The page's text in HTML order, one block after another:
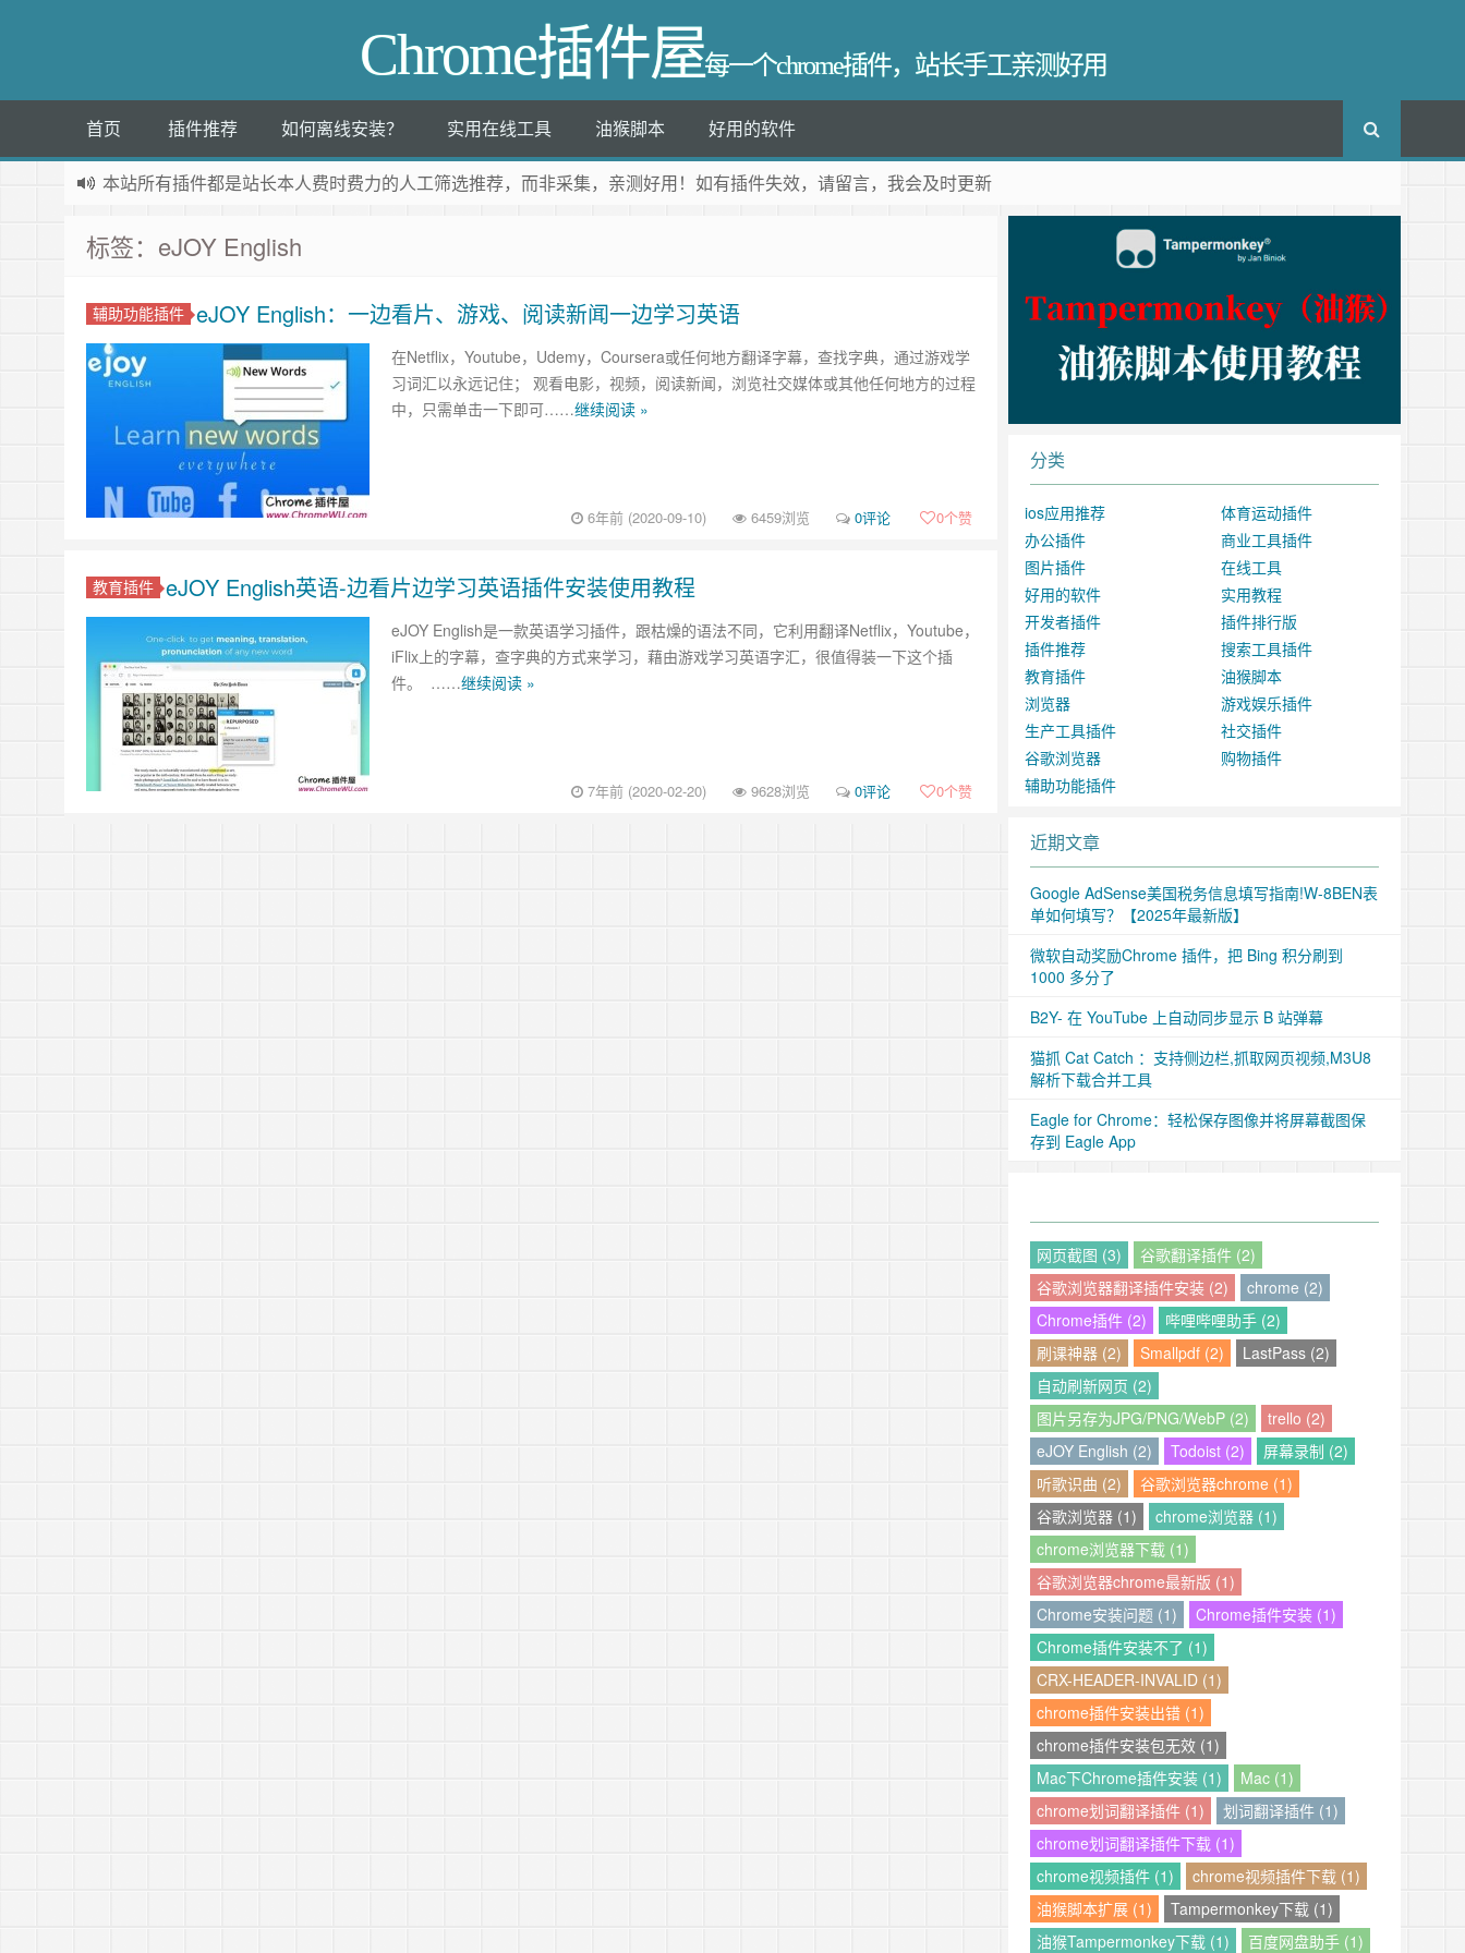
Chrome插件屋每一个chrome插件，站长手工亲测好用
首页 插件推荐 如何离线安装？ 实用在线工具 油猴脚本 好用的软件
本站所有插件都是站长本人费时费力的人工筛选推荐，而非采集，亲测好用！如有插件失效，请留言，我会及时更新
标签：eJOY English
辅助功能插件 eJOY English：一边看片、游戏、阅读新闻一边学习英语
在Netflix，Youtube，Udemy，Coursera或任何地方翻译字幕，查找字典，通过游戏学
习词汇以永远记住； 观看电影，视频，阅读新闻，浏览社交媒体或其他任何地方的过程
中，只需单击一下即可……继续阅读 »
6年前 (2020-09-10) 6459浏览 0评论 0个赞
教育插件 eJOY English英语-边看片边学习英语插件安装使用教程
eJOY English是一款英语学习插件，跟枯燥的语法不同，它利用翻译Netflix，Youtube，
iFlix上的字幕，查字典的方式来学习，藉由游戏学习英语字汇，很值得装一下这个插
件。 ……继续阅读 »
7年前 (2020-02-20) 9628浏览 0评论 0个赞
分类
ios应用推荐
体育运动插件
办公插件
商业工具插件
图片插件
在线工具
好用的软件
实用教程
开发者插件
插件排行版
插件推荐
搜索工具插件
教育插件
油猴脚本
浏览器
游戏娱乐插件
生产工具插件
社交插件
谷歌浏览器
购物插件
辅助功能插件
近期文章
Google AdSense美国税务信息填写指南!W-8BEN表
单如何填写？【2025年最新版】
微软自动奖励Chrome 插件，把 Bing 积分刷到
1000 多分了
B2Y- 在 YouTube 上自动同步显示 B 站弹幕
猫抓 Cat Catch ：支持侧边栏,抓取网页视频,M3U8
解析下载合并工具
Eagle for Chrome：轻松保存图像并将屏幕截图保
存到 Eagle App
网页截图 (3)
谷歌翻译插件 (2)
谷歌浏览器翻译插件安装 (2)
chrome (2)
Chrome插件 (2)
哔哩哔哩助手 (2)
刷课神器 (2)
Smallpdf (2)
LastPass (2)
自动刷新网页 (2)
图片另存为JPG/PNG/WebP (2)
trello (2)
eJOY English (2)
Todoist (2)
屏幕录制 (2)
听歌识曲 (2)
谷歌浏览器chrome (1)
谷歌浏览器 (1)
chrome浏览器 (1)
chrome浏览器下载 (1)
谷歌浏览器chrome最新版 (1)
Chrome安装问题 (1)
Chrome插件安装 (1)
Chrome插件安装不了 (1)
CRX-HEADER-INVALID (1)
chrome插件安装出错 (1)
chrome插件安装包无效 (1)
Mac下Chrome插件安装 (1)
Mac (1)
chrome划词翻译插件 (1)
划词翻译插件 (1)
chrome划词翻译插件下载 (1)
chrome视频插件 (1)
chrome视频插件下载 (1)
油猴脚本扩展 (1)
Tampermonkey下载 (1)
油猴Tampermonkey下载 (1)
百度网盘助手 (1)